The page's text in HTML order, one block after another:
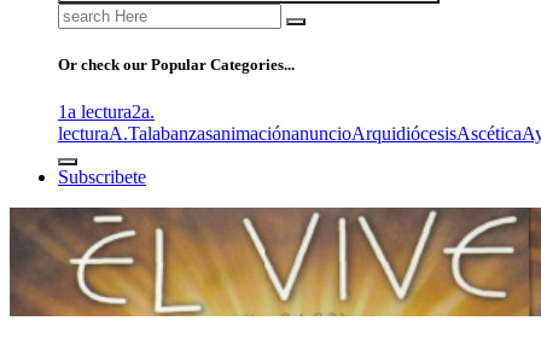
Search
for:
Or check our Popular Categories...
1a lectura2a.
lecturaA.TalabanzasanimaciónanuncioArquidiócesisAscética
Subscribete